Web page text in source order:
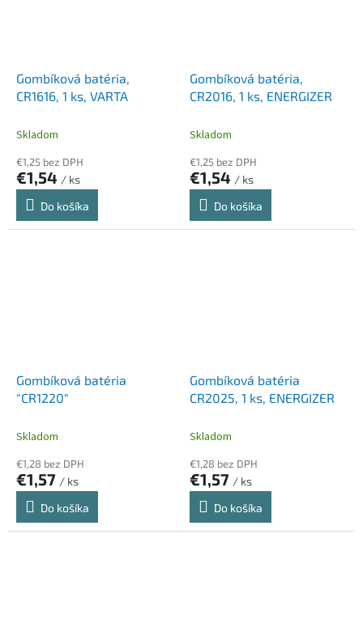
Gombíková batéria,
CR1616, 1 ks, VARTA
Skladom
€1,25 bez DPH
€1,54 / ks
Do košíka
Gombíková batéria,
CR2016, 1 ks, ENERGIZER
Skladom
€1,25 bez DPH
€1,54 / ks
Do košíka
Gombíková batéria
"CR1220"
Skladom
€1,28 bez DPH
€1,57 / ks
Do košíka
Gombíková batéria
CR2025, 1 ks, ENERGIZER
Skladom
€1,28 bez DPH
€1,57 / ks
Do košíka